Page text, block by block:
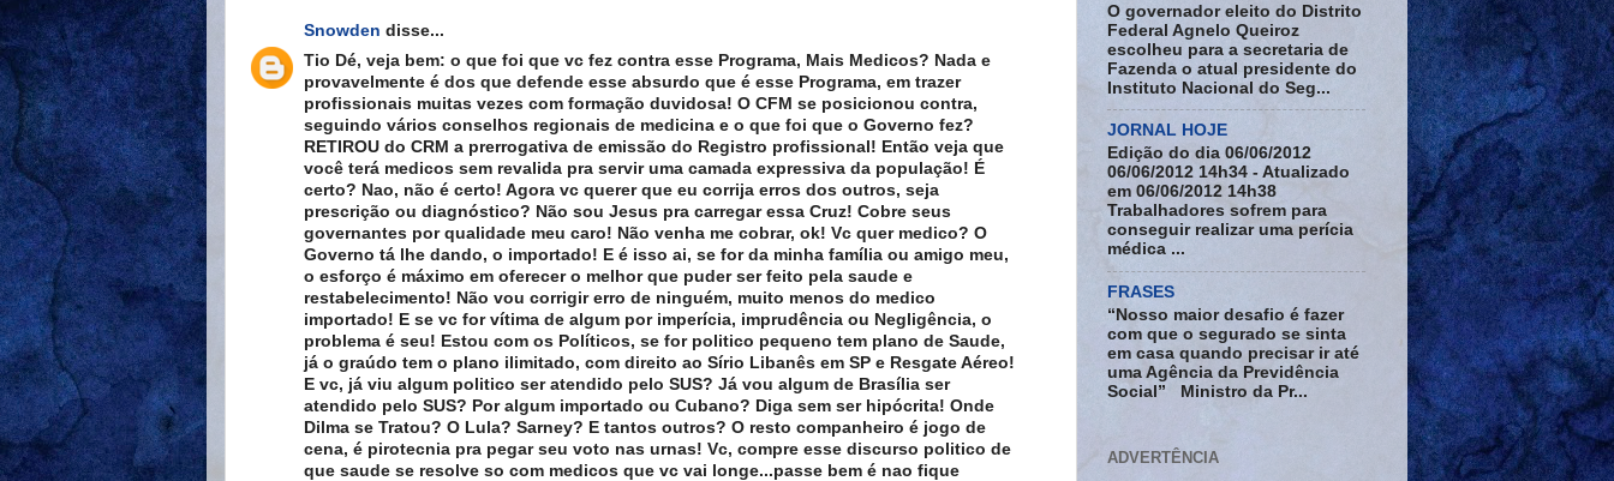
Snowden disse...
Tio Dé, veja bem: o que foi que vc fez contra esse Programa, Mais Medicos? Nada e
provavelmente é dos que defende esse absurdo que é esse Programa, em trazer
profissionais muitas vezes com formação duvidosa! O CFM se posicionou contra,
seguindo vários conselhos regionais de medicina e o que foi que o Governo fez?
RETIROU do CRM a prerrogativa de emissão do Registro profissional! Então veja que
você terá medicos sem revalida pra servir uma camada expressiva da população! É
certo? Nao, não é certo! Agora vc querer que eu corrija erros dos outros, seja
prescrição ou diagnóstico? Não sou Jesus pra carregar essa Cruz! Cobre seus
governantes por qualidade meu caro! Não venha me cobrar, ok! Vc quer medico? O
Governo tá lhe dando, o importado! E é isso ai, se for da minha família ou amigo meu,
o esforço é máximo em oferecer o melhor que puder ser feito pela saude e
restabelecimento! Não vou corrigir erro de ninguém, muito menos do medico
importado! E se vc for vítima de algum por imperícia, imprudência ou Negligência, o
problema é seu! Estou com os Políticos, se for politico pequeno tem plano de Saude,
já o graúdo tem o plano ilimitado, com direito ao Sírio Libanês em SP e Resgate Aéreo!
E vc, já viu algum politico ser atendido pelo SUS? Já vou algum de Brasília ser
atendido pelo SUS? Por algum importado ou Cubano? Diga sem ser hipócrita! Onde
Dilma se Tratou? O Lula? Sarney? E tantos outros? O resto companheiro é jogo de
cena, é pirotecnia pra pegar seu voto nas urnas! Vc, compre esse discurso politico de
que saude se resolve so com medicos que vc vai longe...passe bem é nao fique
O governador eleito do Distrito
Federal Agnelo Queiroz
escolheu para a secretaria de
Fazenda o atual presidente do
Instituto Nacional do Seg...
JORNAL HOJE
Edição do dia 06/06/2012
06/06/2012 14h34 - Atualizado
em 06/06/2012 14h38
Trabalhadores sofrem para
conseguir realizar uma perícia
médica ...
FRASES
“Nosso maior desafio é fazer
com que o segurado se sinta
em casa quando precisar ir até
uma Agência da Previdência
Social” Ministro da Pr...
ADVERTÊNCIA